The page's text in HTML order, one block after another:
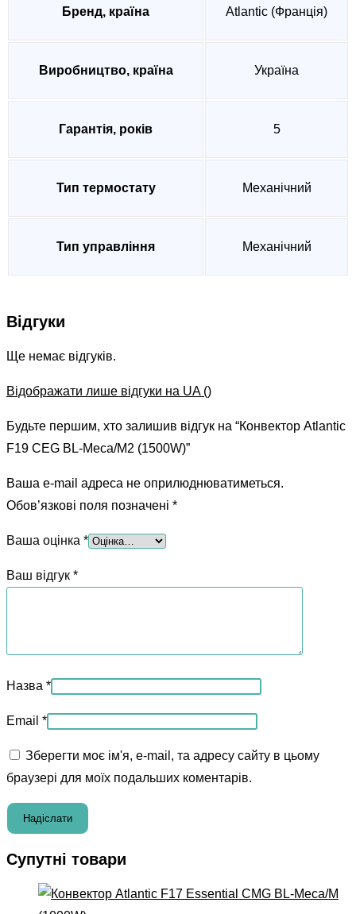
Бренд, країна Atlantic (Франція)
Виробництво, країна Україна
Гарантія, років 5
Тип термостату Механічний
Тип управління Механічний
Відгуки
Ще немає відгуків.
Відображати лише відгуки на UA ()
Будьте першим, хто залишив відгук на “Конвектор Atlantic
F19 CEG BL-Meca/M2 (1500W)”
Ваша e-mail адреса не оприлюднюватиметься.
Обов’язкові поля позначені *
Ваша оцінка *
Ваш відгук *
Назва *
Email *
Зберегти моє ім'я, e-mail, та адресу сайту в цьому
браузері для моїх подальших коментарів.
Супутні товари